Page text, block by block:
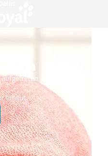
– wir sind
erneut.